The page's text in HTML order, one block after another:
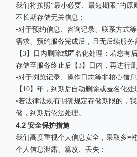
我们将按照“最小必要、最短期限”的原
不长期存储无关信息：
•对于预约信息、咨询记录、联系方式
需求、预约服务完成后，且无后续服务
【3】日内删除或匿名化处理；若您有
存储至服务终止后【3】日内，再进行
•对于浏览记录、操作日志等非核心信
【10】年，到期后自动删除或匿名化处
•若法律法规有明确规定存储期限的，
储，到期后依法处理。
4.2 安全保护措施
我们高度重视个人信息安全，采取多种
个人信息泄露、篡改、丢失：